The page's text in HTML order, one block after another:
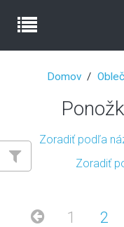
Domov
Zoradiť podľa
Zoradiť
1 2